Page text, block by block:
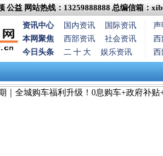
公益 网站热线：13259888888 总编信箱：
资讯中心
国内资讯
国际资讯
本网聚焦
西部资讯
社会资讯
今日头条
二 十 大 娱乐资讯
声
西
西